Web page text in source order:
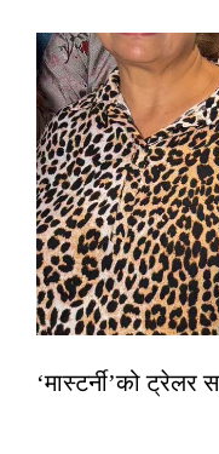
‘मास्टर्नी’को